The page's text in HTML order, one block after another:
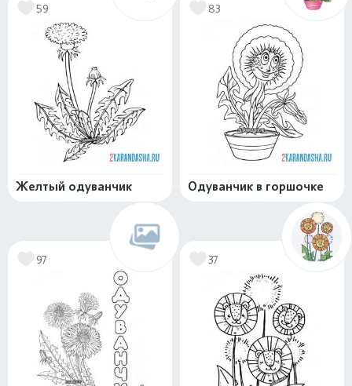
59
Желтый одуванчик
83
Одуванчик в горшочке
97 37